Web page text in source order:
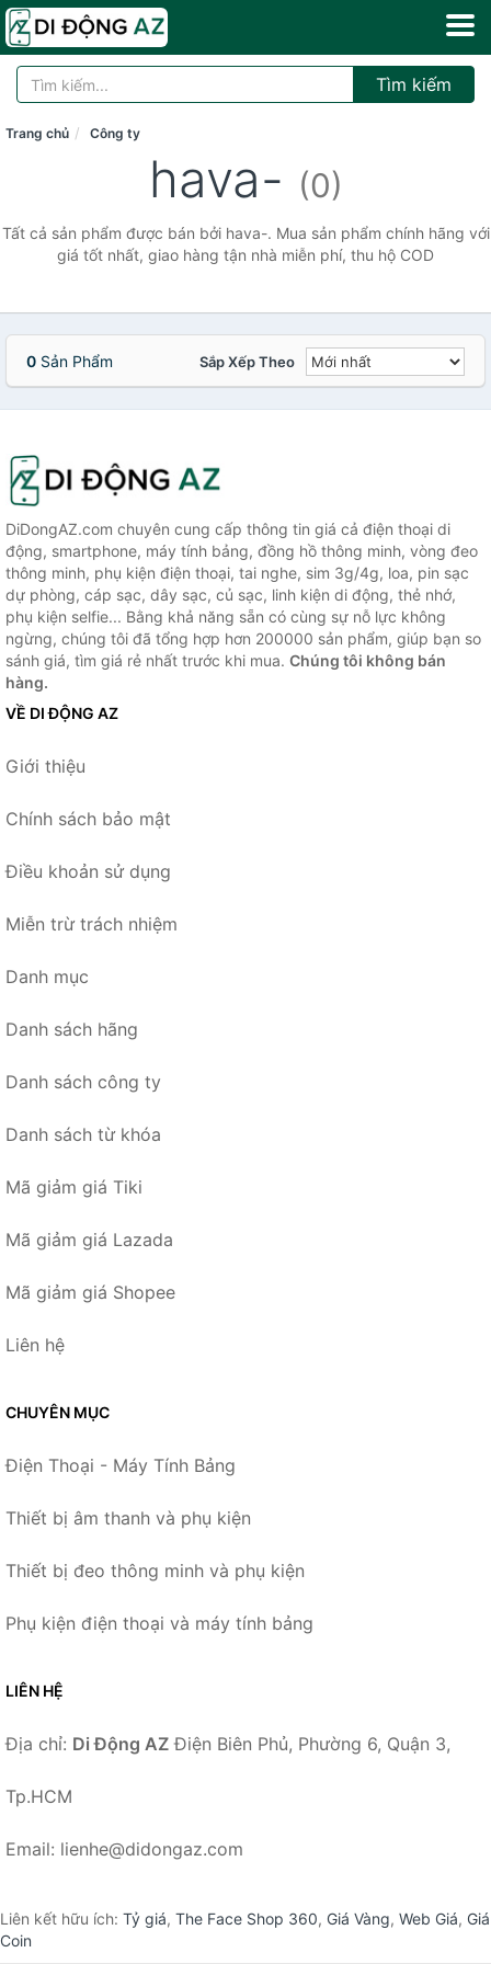
Tìm kiếm
Trang chủ Công ty
hava- (0)
Tất cả sản phẩm được bán bởi hava-. Mua sản phẩm chính hãng với
giá tốt nhất, giao hàng tận nhà miễn phí, thu hộ COD
0 Sản Phẩm Sắp Xếp Theo
DiDongAZ.com chuyên cung cấp thông tin giá cả điện thoại di
động, smartphone, máy tính bảng, đồng hồ thông minh, vòng đeo
thông minh, phụ kiện điện thoại, tai nghe, sim 3g/4g, loa, pin sạc
dự phòng, cáp sạc, dây sạc, củ sạc, linh kiện di động, thẻ nhớ,
phụ kiện selfie... Bằng khả năng sẵn có cùng sự nỗ lực không
ngừng, chúng tôi đã tổng hợp hơn 200000 sản phẩm, giúp bạn so
sánh giá, tìm giá rẻ nhất trước khi mua. Chúng tôi không bán
hàng.
VỀ DI ĐỘNG AZ
Giới thiệu
Chính sách bảo mật
Điều khoản sử dụng
Miễn trừ trách nhiệm
Danh mục
Danh sách hãng
Danh sách công ty
Danh sách từ khóa
Mã giảm giá Tiki
Mã giảm giá Lazada
Mã giảm giá Shopee
Liên hệ
CHUYÊN MỤC
Điện Thoại - Máy Tính Bảng
Thiết bị âm thanh và phụ kiện
Thiết bị đeo thông minh và phụ kiện
Phụ kiện điện thoại và máy tính bảng
LIÊN HỆ
Địa chỉ: Di Động AZ Điện Biên Phủ, Phường 6, Quận 3,
Tp.HCM
Email: lienhe@didongaz.com
Liên kết hữu ích: Tỷ giá, The Face Shop 360, Giá Vàng, Web Giá, Giá
Coin